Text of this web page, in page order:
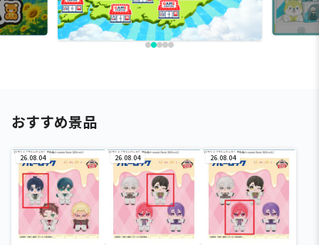
おすすめ景品
26.08.04 26.08.04 26.08.04